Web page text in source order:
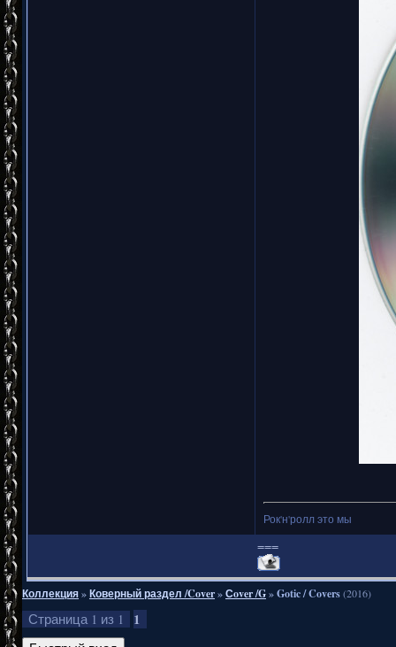
Рок'н'ролл это мы
===
Коллекция»Коверный раздел /Cover»Сover /G»Gotic / Covers(2016)
Страница 1 из 1 1